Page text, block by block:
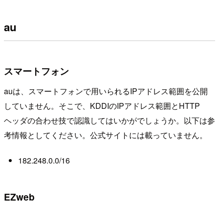
au
スマートフォン
auは、スマートフォンで用いられるIPアドレス範囲を公開
していません。そこで、KDDIのIPアドレス範囲とHTTP
ヘッダの合わせ技で認識してはいかがでしょうか。以下は参
考情報としてください。公式サイトには載っていません。
182.248.0.0/16
EZweb